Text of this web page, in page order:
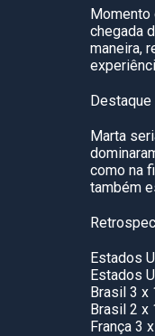
Momento
chegada
maneira,
Marta
como na
também
Estados
Estados
Brasil 3 x
Brasil 2 x
França 3